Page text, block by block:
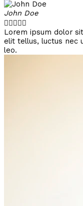
John Doe

Lorem ipsum dolor
elit tellus, luctus nec
leo.